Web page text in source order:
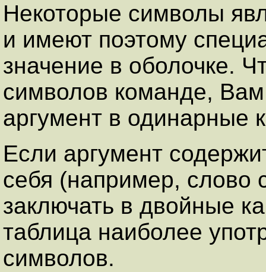
Некоторые символы
и имеют поэтому
значение в оболочке.
символов команде,
аргумент в одинарные
Если аргумент
себя (например, слово
заключать в двойные
таблица наиболее
символов.